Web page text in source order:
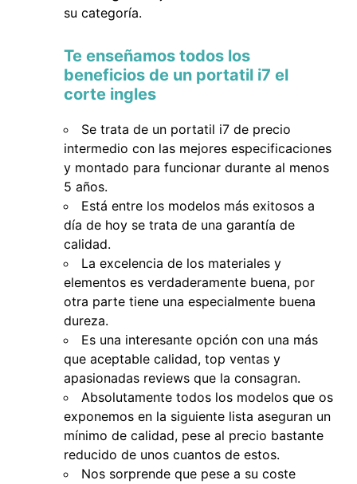
su categoría.
Te enseñamos todos los
beneficios de un portatil i7 el
corte ingles
Se trata de un portatil i7 de precio
intermedio con las mejores especificaciones
y montado para funcionar durante al menos
5 años.
Está entre los modelos más exitosos a
día de hoy se trata de una garantía de
calidad.
La excelencia de los materiales y
elementos es verdaderamente buena, por
otra parte tiene una especialmente buena
dureza.
Es una interesante opción con una más
que aceptable calidad, top ventas y
apasionadas reviews que la consagran.
Absolutamente todos los modelos que os
exponemos en la siguiente lista aseguran un
mínimo de calidad, pese al precio bastante
reducido de unos cuantos de estos.
Nos sorprende que pese a su coste